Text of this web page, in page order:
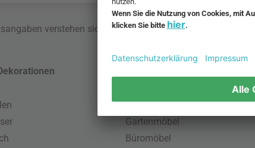
verstehen sich inklusive MwSt. und zzgl.
Skandinavische Möbel
Gartenmöbel
Büromöbel